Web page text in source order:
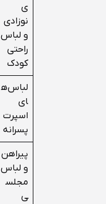
ی
نوزادی
و لباس
راحتی
کودک
لباس‌ه
ای
اسپرت
پسرانه
پیراهن
و لباس
مجلس
ی